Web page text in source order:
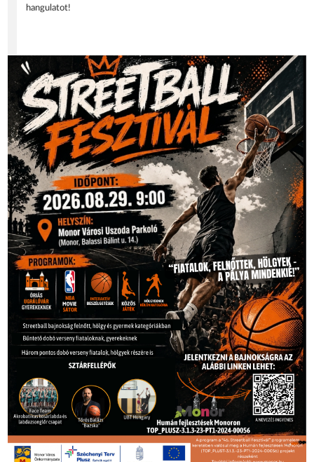
hangulatot!